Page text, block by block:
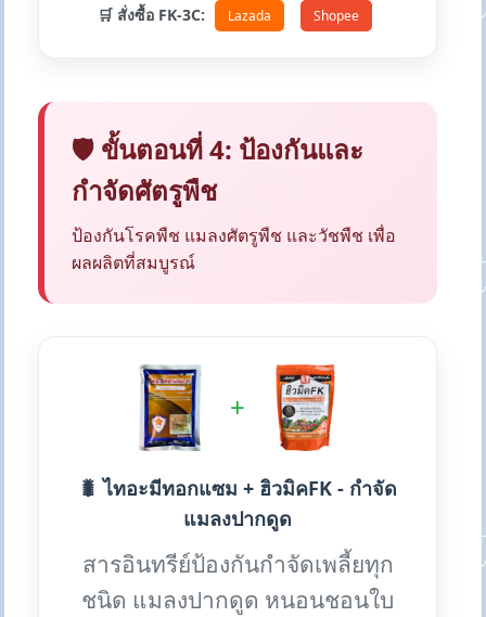
🛒 สั่งซื้อ FK-3C: Lazada Shopee
🛡️ ขั้นตอนที่ 4: ป้องกันและ
กำจัดศัตรูพืช
ป้องกันโรคพืช แมลงศัตรูพืช และวัชพืช เพื่อ
ผลผลิตที่สมบูรณ์
+
🐛 ไทอะมีทอกแซม + ฮิวมิคFK - กำจัด
แมลงปากดูด
สารอินทรีย์ป้องกันกำจัดเพลี้ยทุก
ชนิด แมลงปากดูด หนอนชอนใบ